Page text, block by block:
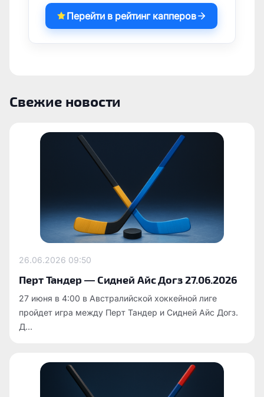
Перейти в рейтинг капперов
Свежие новости
26.06.2026 09:50
Перт Тандер — Сидней Айс Догз 27.06.2026
27 июня в 4:00 в Австралийской хоккейной лиге
пройдет игра между Перт Тандер и Сидней Айс Догз.
Д...